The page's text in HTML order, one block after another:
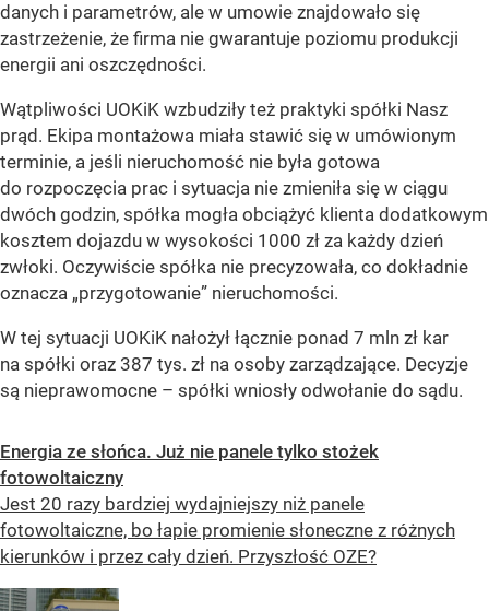
danych i parametrów, ale w umowie znajdowało się
zastrzeżenie, że firma nie gwarantuje poziomu produkcji
energii ani oszczędności.
Wątpliwości UOKiK wzbudziły też praktyki spółki Nasz
prąd. Ekipa montażowa miała stawić się w umówionym
terminie, a jeśli nieruchomość nie była gotowa
do rozpoczęcia prac i sytuacja nie zmieniła się w ciągu
dwóch godzin, spółka mogła obciążyć klienta dodatkowym
kosztem dojazdu w wysokości 1000 zł za każdy dzień
zwłoki. Oczywiście spółka nie precyzowała, co dokładnie
oznacza „przygotowanie” nieruchomości.
W tej sytuacji UOKiK nałożył łącznie ponad 7 mln zł kar
na spółki oraz 387 tys. zł na osoby zarządzające. Decyzje
są nieprawomocne – spółki wniosły odwołanie do sądu.
Energia ze słońca. Już nie panele tylko stożek
fotowoltaiczny
Jest 20 razy bardziej wydajniejszy niż panele
fotowoltaiczne, bo łapie promienie słoneczne z różnych
kierunków i przez cały dzień. Przyszłość OZE?